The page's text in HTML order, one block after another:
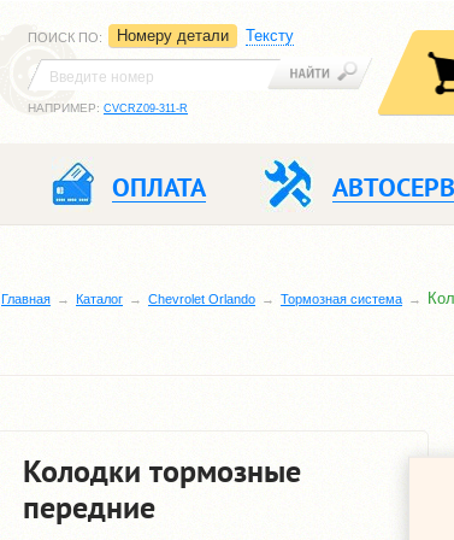
ПОИСК ПО: Номеру детали Тексту
НАПРИМЕР: CVCRZ09-311-R
ОПЛАТА
Главная Каталог Chevrolet Orlando Тормозная система
Колодки тормозные
передние